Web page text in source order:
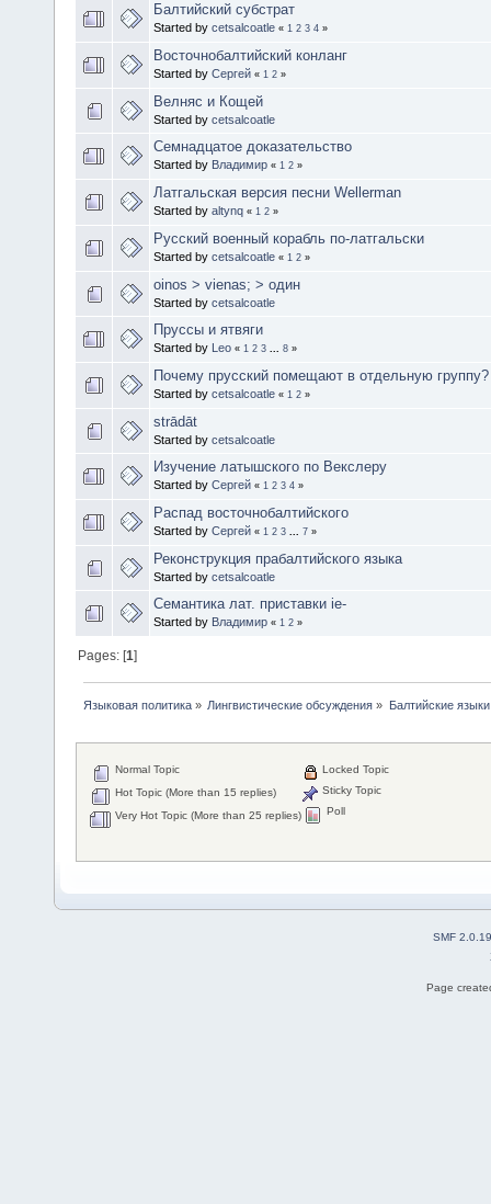
Балтийский субстрат
Started by cetsalcoatle « 1 2 3 4 »
Восточнобалтийский конланг
Started by Сергей « 1 2 »
Велняс и Кощей
Started by cetsalcoatle
Семнадцатое доказательство
Started by Владимир « 1 2 »
Латгальская версия песни Wellerman
Started by altynq « 1 2 »
Русский военный корабль по-латгальски
Started by cetsalcoatle « 1 2 »
oinos > vienas; > один
Started by cetsalcoatle
Пруссы и ятвяги
Started by Leo « 1 2 3 ... 8 »
Почему прусский помещают в отдельную группу?
Started by cetsalcoatle « 1 2 »
strādāt
Started by cetsalcoatle
Изучение латышского по Векслеру
Started by Сергей « 1 2 3 4 »
Распад восточнобалтийского
Started by Сергей « 1 2 3 ... 7 »
Реконструкция прабалтийского языка
Started by cetsalcoatle
Семантика лат. приставки ie-
Started by Владимир « 1 2 »
Pages: [1]
Языковая политика» Лингвистические обсуждения » Балтийские языки
Normal Topic
Hot Topic (More than 15 replies)
Very Hot Topic (More than 25 replies)
Locked Topic
Sticky Topic
Poll
SMF 2.0.19
Page